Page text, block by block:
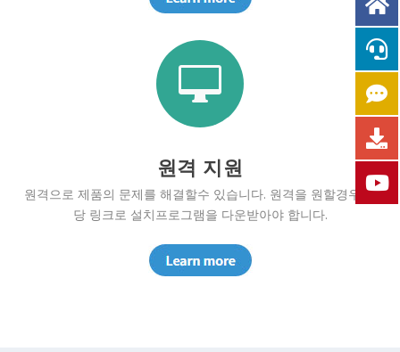

원격 지원
원격으로 제품의 문제를 해결할수 있습니다. 원격을 원할경우 해
당 링크로 설치프로그램을 다운받아야 합니다.